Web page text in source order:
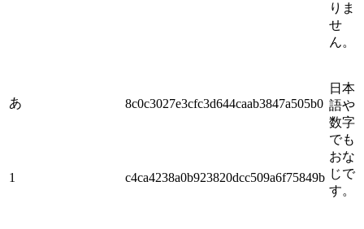
りま
せ
ん。
あ 8c0c3027e3cfc3d644caab3847a505b0
日本
語や
数字
でも
おな
じで
す。
1 c4ca4238a0b923820dcc509a6f75849b